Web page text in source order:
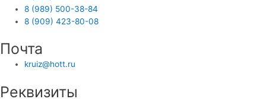
8 (989) 500-38-84
8 (909) 423-80-08
Почта
kruiz@hott.ru
Реквизиты